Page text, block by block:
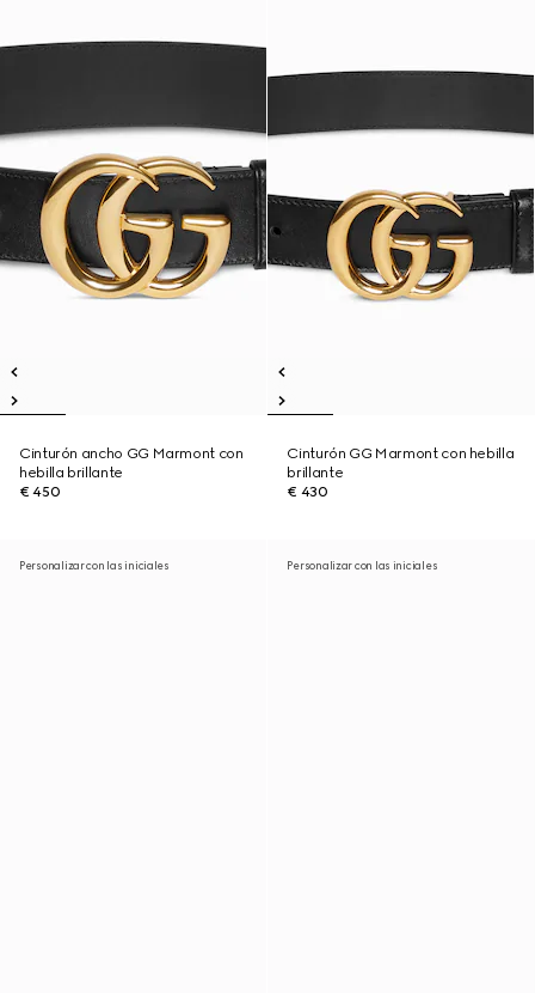
Cinturón ancho GG Marmont con
hebilla brillante
€ 450
Cinturón GG Marmont con hebilla
brillante
€ 430
Personalizar con las iniciales Personalizar con las iniciales